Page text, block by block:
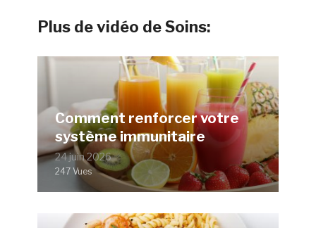
Plus de vidéo de Soins:
Comment renforcer votre
système immunitaire
24 juin 2026
247 Vues